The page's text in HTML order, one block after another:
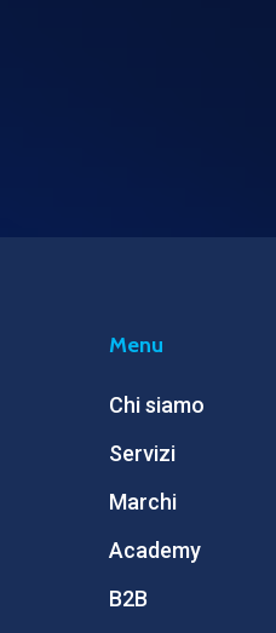
Menu
Chi siamo
Servizi
Marchi
Academy
B2B